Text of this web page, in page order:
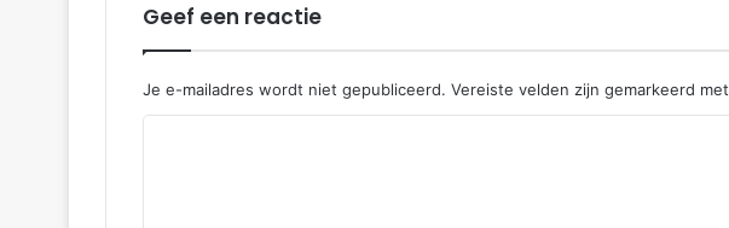
Geef een reactie
Je e-mailadres wordt niet gepubliceerd. Vereiste velden zijn gemarkeerd met